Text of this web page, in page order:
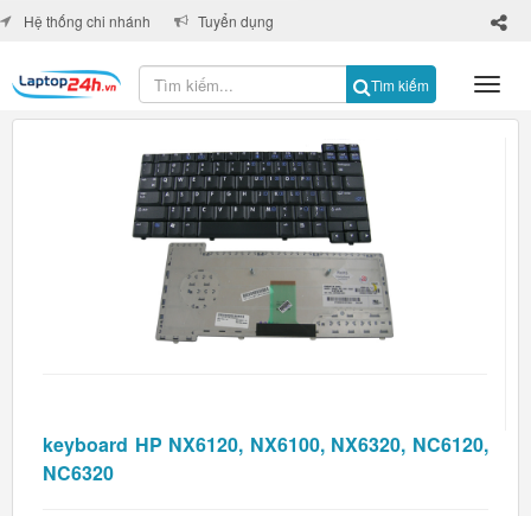
Tìm kiếm
×
Hệ thống chi nhánh Tuyển dụng
keyboard HP NX6120, NX6100, NX6320, NC6120,
NC6320